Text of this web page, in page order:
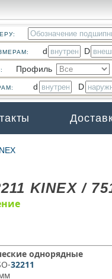
d D
Профиль
d D
KINEX /
однорядные
32211